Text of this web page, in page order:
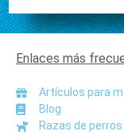
Enlaces más
Artículos para
Blog
Razas de